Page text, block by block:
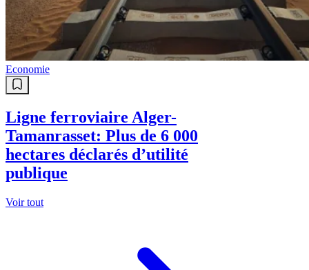
Economie
Ligne ferroviaire Alger-
Tamanrasset: Plus de 6 000
hectares déclarés d’utilité
publique
Voir tout